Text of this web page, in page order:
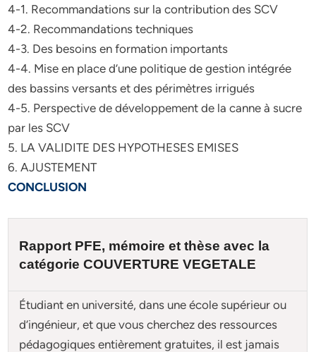
4-1. Recommandations sur la contribution des SCV
4-2. Recommandations techniques
4-3. Des besoins en formation importants
4-4. Mise en place d’une politique de gestion intégrée
des bassins versants et des périmètres irrigués
4-5. Perspective de développement de la canne à sucre
par les SCV
5. LA VALIDITE DES HYPOTHESES EMISES
6. AJUSTEMENT
CONCLUSION
Rapport PFE, mémoire etthèse avec la
catégorieCOUVERTURE VEGETALE
Étudiant en université, dans une école supérieur ou
d’ingénieur, et que vous cherchez des ressources
pédagogiques entièrement gratuites, il est jamais